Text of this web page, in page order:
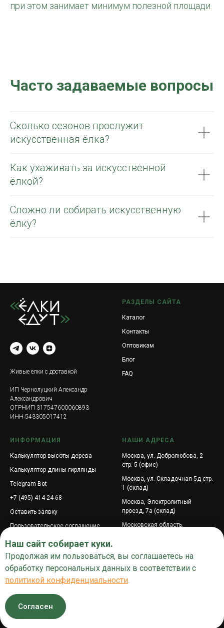
при этом занимает минимум полезной площади.
Часто задаваемые вопросы
Сколько сезонов прослужит
искусственная ёлка?
Как ухаживать за искусственной
ёлкой?
Сложно ли собирать искусственную
ёлку?
Живые елки с доставкой
ИП Чернолуцкий Александр
Александрович
ОГРНИП 317547600060893
ИНН 543305017412
РАЗДЕЛЫ САЙТА
Каталог
Контакты
Оптовикам
Блог
FAQ
ИНФОРМАЦИЯ
Калькулятор высоты дерева
Калькулятор длины гирлянды
Telegram Bot
+7 (495) 414-24-68
Оставить заявку
Пользовательское соглашение
Поиск по сайту
НАШИ АДРЕСА
Москва, ул. Добролюбова, 2
стр. 5 (офис)
Москва, ул. Складочная 5д стр.
1 (склад)
Москва, Электролитный
проезд, 7а (склад)
Московская область,
Промышленная, 6
деревня Покровское,
Наш сайт собирает куки.
Продолжая им пользоваться, вы соглашаетесь на
обработку персональных данных в соответствии с
политикой конфиденциальности.
Согласен